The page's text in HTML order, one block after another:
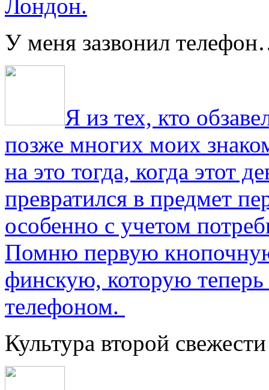
Лондон.
У меня зазвонил
Я из тех, кто
позже многих моих
на это тогда, когда этот
превратился в предмет
особенно с учетом
Помню первую
финскую, которую
телефоном.
Культура второй свежести